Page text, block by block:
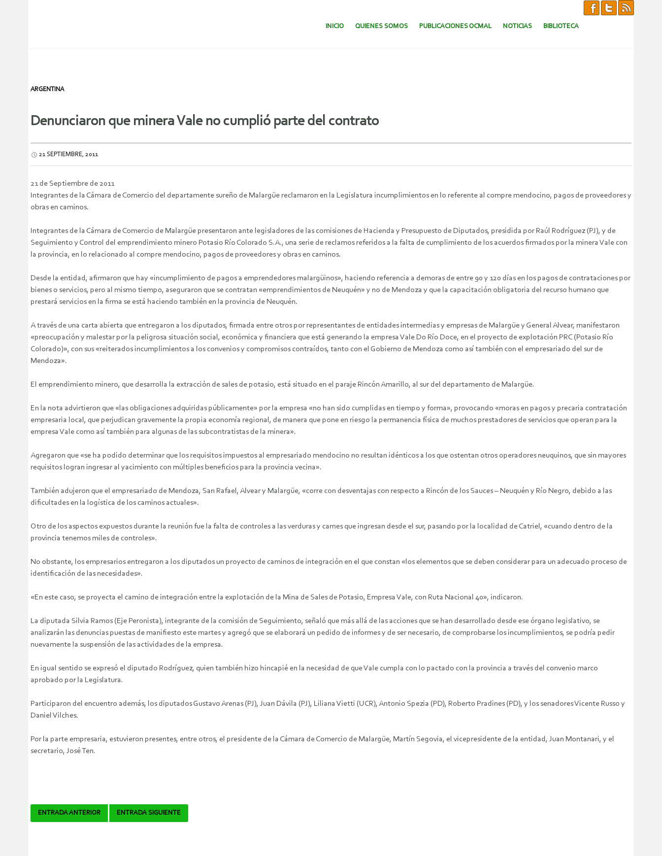
SALTAR AL CONTENIDO.
INICIO QUIENES SOMOS PUBLICACIONES OCMAL NOTICIAS BIBLIOTECA
ARGENTINA
Denunciaron que minera Vale no cumplió parte del contrato
21 SEPTIEMBRE, 2011
21 de Septiembre de 2011
Integrantes de la Cámara de Comercio del departamente sureño de Malargüe reclamaron en la Legislatura incumplimientos en lo referente al compre mendocino, pagos de proveedores y
obras en caminos.
Integrantes de la Cámara de Comercio de Malargüe presentaron ante legisladores de las comisiones de Hacienda y Presupuesto de Diputados, presidida por Raúl Rodríguez (PJ), y de
Seguimiento y Control del emprendimiento minero Potasio Río Colorado S.A., una serie de reclamos referidos a la falta de cumplimiento de los acuerdos firmados por la minera Vale con
la provincia, en lo relacionado al compre mendocino, pagos de proveedores y obras en caminos.
Desde la entidad, afirmaron que hay «incumplimiento de pagos a emprendedores malargüinos», haciendo referencia a demoras de entre 90 y 120 días en los pagos de contrataciones por
bienes o servicios, pero al mismo tiempo, aseguraron que se contratan «emprendimientos de Neuquén» y no de Mendoza y que la capacitación obligatoria del recurso humano que
prestará servicios en la firma se está haciendo también en la provincia de Neuquén.
A través de una carta abierta que entregaron a los diputados, firmada entre otros por representantes de entidades intermedias y empresas de Malargüe y General Alvear, manifestaron
«preocupación y malestar por la peligrosa situación social, económica y financiera que está generando la empresa Vale Do Río Doce, en el proyecto de explotación PRC (Potasio Río
Colorado)», con sus «reiterados incumplimientos a los convenios y compromisos contraídos, tanto con el Gobierno de Mendoza como así también con el empresariado del sur de
Mendoza».
El emprendimiento minero, que desarrolla la extracción de sales de potasio, está situado en el paraje Rincón Amarillo, al sur del departamento de Malargüe.
En la nota advirtieron que «las obligaciones adquiridas públicamente» por la empresa «no han sido cumplidas en tiempo y forma», provocando «moras en pagos y precaria contratación
empresaria local, que perjudican gravemente la propia economía regional, de manera que pone en riesgo la permanencia física de muchos prestadores de servicios que operan para la
empresa Vale como así también para algunas de las subcontratistas de la minera».
Agregaron que «se ha podido determinar que los requisitos impuestos al empresariado mendocino no resultan idénticos a los que ostentan otros operadores neuquinos, que sin mayores
requisitos logran ingresar al yacimiento con múltiples beneficios para la provincia vecina».
También adujeron que el empresariado de Mendoza, San Rafael, Alvear y Malargüe, «corre con desventajas con respecto a Rincón de los Sauces – Neuquén y Río Negro, debido a las
dificultades en la logística de los caminos actuales».
Otro de los aspectos expuestos durante la reunión fue la falta de controles a las verduras y carnes que ingresan desde el sur, pasando por la localidad de Catriel, «cuando dentro de la
provincia tenemos miles de controles».
No obstante, los empresarios entregaron a los diputados un proyecto de caminos de integración en el que constan «los elementos que se deben considerar para un adecuado proceso de
identificación de las necesidades».
«En este caso, se proyecta el camino de integración entre la explotación de la Mina de Sales de Potasio, Empresa Vale, con Ruta Nacional 40», indicaron.
La diputada Silvia Ramos (Eje Peronista), integrante de la comisión de Seguimiento, señaló que más allá de las acciones que se han desarrollado desde ese órgano legislativo, se
analizarán las denuncias puestas de manifiesto este martes y agregó que se elaborará un pedido de informes y de ser necesario, de comprobarse los incumplimientos, se podría pedir
nuevamente la suspensión de las actividades de la empresa.
En igual sentido se expresó el diputado Rodríguez, quien también hizo hincapié en la necesidad de que Vale cumpla con lo pactado con la provincia a través del convenio marco
aprobado por la Legislatura.
Participaron del encuentro además, los diputados Gustavo Arenas (PJ), Juan Dávila (PJ), Liliana Vietti (UCR), Antonio Spezia (PD), Roberto Pradines (PD), y los senadores Vicente Russo y
Daniel Vilches.
Por la parte empresaria, estuvieron presentes, entre otros, el presidente de la Cámara de Comercio de Malargüe, Martín Segovia, el vicepresidente de la entidad, Juan Montanari, y el
secretario, José Ten.
Navegador
ENTRADA ANTERIOR ENTRADA SIGUIENTE